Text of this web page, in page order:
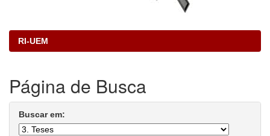
RI-UEM
Página de Busca
Buscar em: